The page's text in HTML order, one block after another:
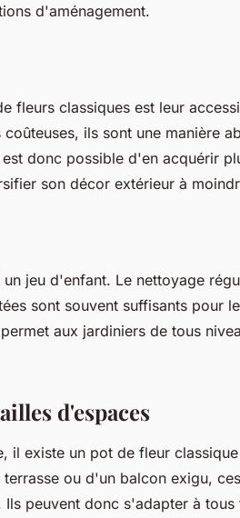
d'aménagement.
fleurs classiques est leur
ils sont une manière
donc possible d'en acquérir
son décor extérieur à
jeu d'enfant. Le nettoyage
sont souvent suffisants pour
aux jardiniers de tous
d'espaces
il existe un pot de fleur
ou d'un balcon exigu,
peuvent donc s'adapter à